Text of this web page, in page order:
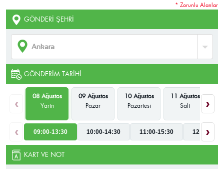
GÖNDERI ŞEHRI
GÖNDERIM TARIHI
‹
08 Ağustos
Yarın
09 Ağustos
Pazar
10 Ağustos
Pazartesi
11 Ağustos
Salı
›
‹ 09:00-13:30 10:00-14:30 11:00-15:30 12:00-
›
KART VE NOT
* Zorunlu Alanlar